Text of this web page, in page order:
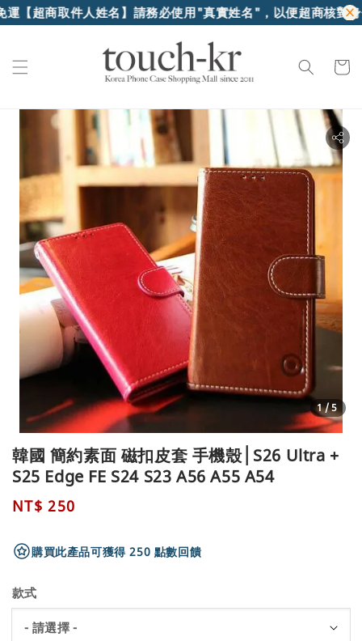
件人姓名】請務必使用"真實姓名"，以便超商核對身份證件領貨
1/5
韓國 簡約素面 磁扣皮套 手機殼│S26 Ultra +
S25 Edge FE S24 S23 A56 A55 A54
Regular
NT$ 250
購買此產品可獲得 250 點數回饋
款式